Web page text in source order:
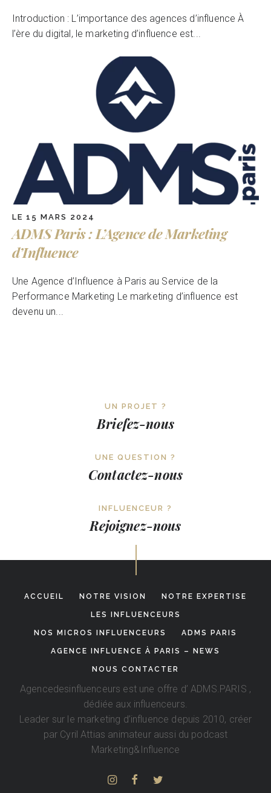
Introduction : L’importance des agences d’influence À
l’ère du digital, le marketing d’influence est...
LE 15 MARS 2024
ADMS Paris : L’Agence de Marketing
d’Influence
Une Agence d’Influence à Paris au Service de la
Performance Marketing Le marketing d’influence est
devenu un...
UN PROJET ?
Briefez-nous
UNE QUESTION ?
Contactez-nous
INFLUENCEUR ?
Rejoignez-nous
ACCUEIL NOTRE VISION NOTRE EXPERTISE
LES INFLUENCEURS
NOS MICROS INFLUENCEURS ADMS PARIS
AGENCE INFLUENCE À PARIS – NEWS
NOUS CONTACTER
Agencedesinfluenceurs est une offre d’ADMS.PARIS ,
dédiée aux influenceurs.
Leader sur le marketing d’influence depuis 2010, créer
par Cyril Attias animateur aussi du podcast
Marketing&Influence